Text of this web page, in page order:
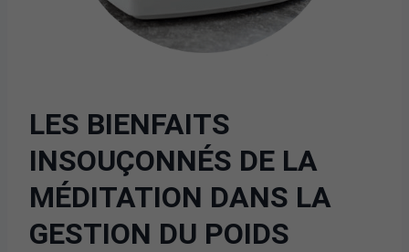
LES BIENFAITS
INSOUÇONNÉS DE LA
MÉDITATION DANS LA
GESTION DU POIDS